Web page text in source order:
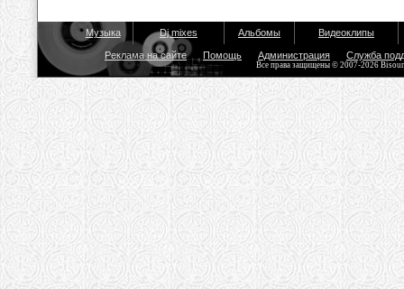
Музыка Dj mixes Альбомы Видеоклипы
Реклама на сайте Помощь Администрация Служба
Все права защищены © 2007-2026